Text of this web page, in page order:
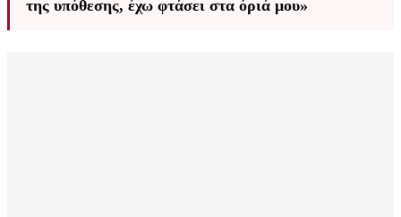
της υπόθεσης, έχω φτάσει στα όριά μου»